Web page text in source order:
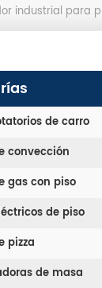
industrial para
de carro
convección
gas con piso
de piso
pizza
de masa